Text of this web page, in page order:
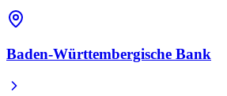
Baden-Württembergische Bank